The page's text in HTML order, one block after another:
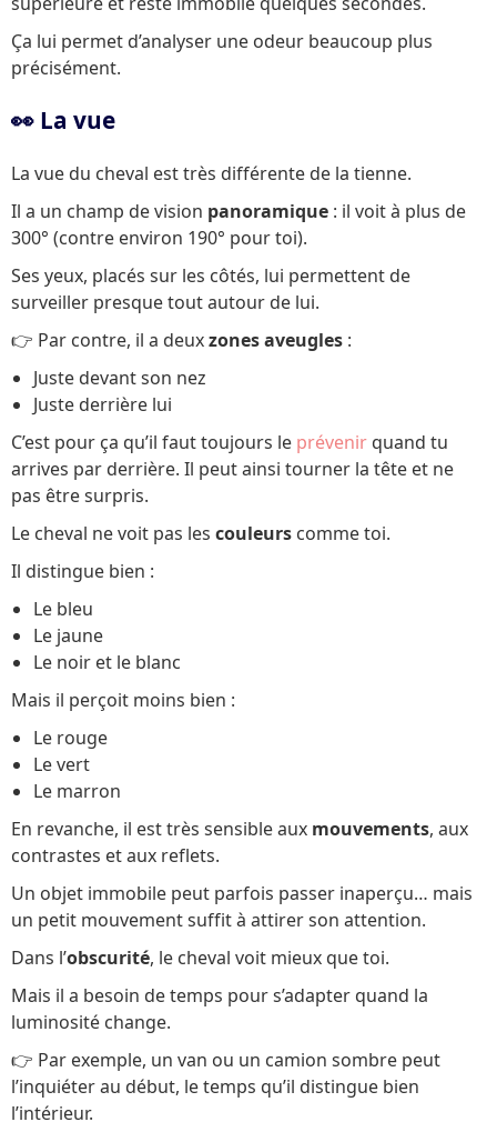
Ça lui permet d’analyser une odeur beaucoup plus
précisément.
👀 La vue
La vue du cheval est très différente de la tienne.
Il a un champ de vision panoramique : il voit à plus de
300° (contre environ 190° pour toi).
Ses yeux, placés sur les côtés, lui permettent de
surveiller presque tout autour de lui.
👉 Par contre, il a deuxzones aveugles :
Juste devant son nez
Juste derrière lui
C’est pour ça qu’il faut toujours le prévenir quand tu
arrives par derrière. Il peut ainsi tourner la tête et ne
pas être surpris.
Le cheval ne voit pas les couleurs comme toi.
Il distingue bien :
Le bleu
Le jaune
Le noir et le blanc
Mais il perçoit moins bien :
Le rouge
Le vert
Le marron
En revanche, il est très sensible aux mouvements, aux
contrastes et aux reflets.
Un objet immobile peut parfois passer inaperçu… mais
un petit mouvement suffit à attirer son attention.
Dans l’obscurité, le cheval voit mieux que toi.
Mais il a besoin de temps pour s’adapter quand la
luminosité change.
👉 Par exemple, un van ou un camion sombre peut
l’inquiéter au début, le temps qu’il distingue bien
l’intérieur.